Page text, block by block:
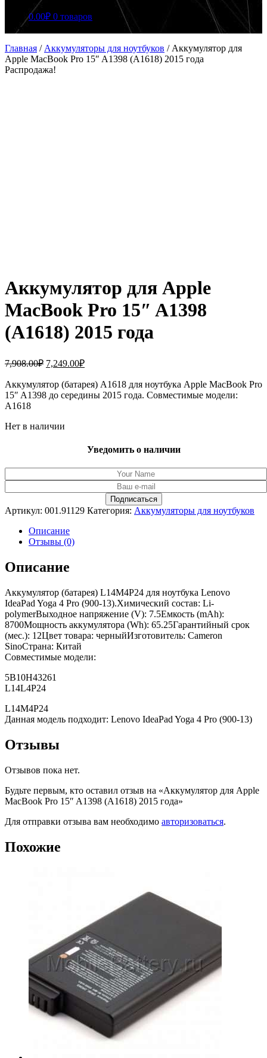
0.00₽ 0 товаров
Главная / Аккумуляторы для ноутбуков / Аккумулятор для
Apple MacBook Pro 15″ A1398 (A1618) 2015 года
Распродажа!
Аккумулятор для Apple
MacBook Pro 15″ A1398
(A1618) 2015 года
7,908.00₽ Первоначальная
составляла
7,908.00₽.
7,249.00₽Текущая
7,249.00₽.
Аккумулятор (батарея) A1618 для ноутбука Apple MacBook Pro
15″ A1398 до середины 2015 года. Совместимые модели:
A1618
Нет в наличии
Уведомить о наличии
Артикул: 001.91129 Категория: Аккумуляторы для ноутбуков
Описание
Отзывы (0)
Описание
Аккумулятор (батарея) L14M4P24 для ноутбука Lenovo
IdeaPad Yoga 4 Pro (900-13).Химический состав: Li-
polymerВыходное напряжение (V): 7.5Емкость (mAh):
8700Мощность аккумулятора (Wh): 65.25Гарантийный срок
(мес.): 12Цвет товара: черныйИзготовитель: Cameron
SinoСтрана: Китай
Совместимые модели:
5B10H43261
L14L4P24
L14M4P24
Данная модель подходит: Lenovo IdeaPad Yoga 4 Pro (900-13)
Отзывы
Отзывов пока нет.
Будьте первым, кто оставил отзыв на «Аккумулятор для Apple
MacBook Pro 15″ A1398 (A1618) 2015 года»
Для отправки отзыва вам необходимо авторизоваться.
Похожие